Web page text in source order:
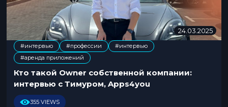
24.03.20252
4
#интервью
,
#профессии
#интервью
,
#аренда приложений
Кто такой Owner собственной компании:
интервью с Тимуром, Apps4you
355 VIEWS